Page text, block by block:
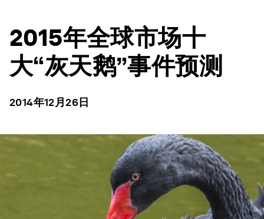
2015年全球市场十
大“灰天鹅”事件预测
2014年12月26日